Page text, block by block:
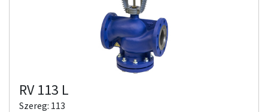
RV 113 L
Szereg: 113